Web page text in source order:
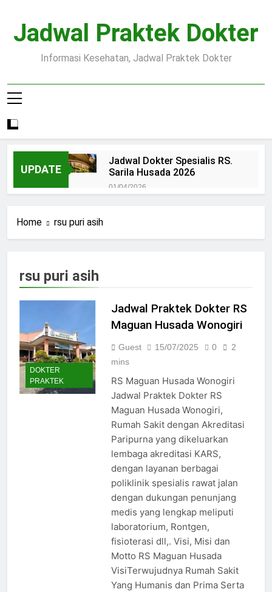
content
Jadwal Praktek Dokter
Informasi Kesehatan, Jadwal Praktek Dokter
UPDATE
Jadwal Dokter Spesialis RS.
Sarila Husada 2026
01/04/2026
Pendaftaran Pasien BPJS
15/07/2025
Jadwal Praktek Dokter RS
Maguan Husada Wonogiri
15/07/2025
Daftar online rs sarila
15/07/2025
Jadwal Dokter RS. Puri Asih
Salatiga 2025
15/07/2025
Jadwal Dokter RS Mulia
Hati Wonogiri
15/07/2025
Pendaftaran Pasien BPJS
RSUD Bung Karno
24/05/2024
Pendaftaran Pasien BPJS
RSUD Banyumas
Home rsu puri asih
rsu puri asih
DOKTER
PRAKTEK
Jadwal Praktek Dokter RS
Maguan Husada Wonogiri
Guest 15/07/2025 0
2
mins
RS Maguan Husada Wonogiri
Jadwal Praktek Dokter RS
Maguan Husada Wonogiri,
Rumah Sakit dengan Akreditasi
Paripurna yang dikeluarkan
lembaga akreditasi KARS,
dengan layanan berbagai
poliklinik spesialis rawat jalan
dengan dukungan penunjang
medis yang lengkap meliputi
laboratorium, Rontgen,
fisioterasi dll,. Visi, Misi dan
Motto RS Maguan Husada
VisiTerwujudnya Rumah Sakit
Yang Humanis dan Prima Serta